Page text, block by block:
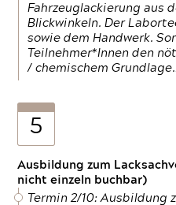
Fahrzeuglackierung aus
Blickwinkeln. Der
sowie dem Handwerk.
Teilnehmer*Innen den
/ chemischem
5
Ausbildung zum
nicht einzeln buchbar)
Termin 2/10: Ausbildung